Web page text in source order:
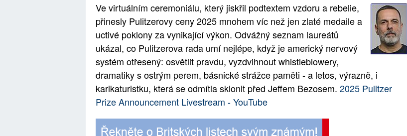
Ve virtuálním ceremoniálu, který jiskřil podtextem vzdoru a rebelie,
přinesly Pulitzerovy ceny 2025 mnohem víc než jen zlaté medaile a
uctivé poklony za vynikající výkon. Odvážný seznam laureátů
ukázal, co Pulitzerova rada umí nejlépe, když je americký nervový
systém otřesený: osvětlit pravdu, vyzdvihnout whistleblowery,
dramatiky s ostrým perem, básnické strážce paměti - a letos, výrazně, i
karikaturistku, která se odmítla sklonit před Jeffem Bezosem. 2025 Pulitzer
Prize Announcement Livestream - YouTube